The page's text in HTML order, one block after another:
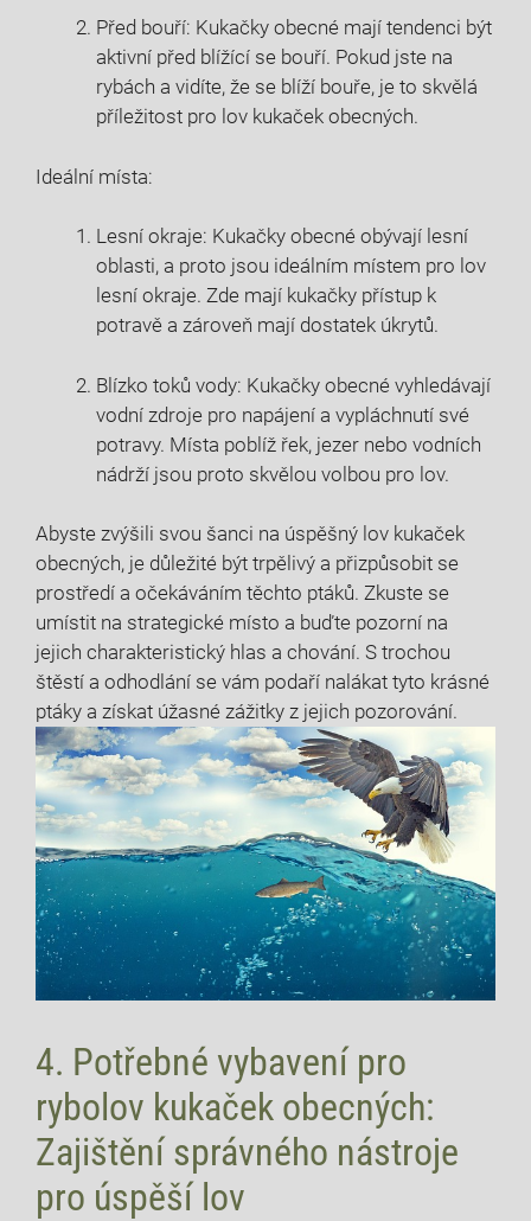
Před bouří: Kukačky obecné mají tendenci být
aktivní před blížící se ​bouří. Pokud jste na
rybách a vidíte, ‌že⁢ se blíží bouře, je to ⁢skvělá
příležitost pro lov kukaček‌ obecných.
Ideální místa:
Lesní⁤ okraje: Kukačky obecné obývají lesní
oblasti, a proto jsou ‍ideálním místem pro lov
lesní ‌okraje. Zde mají kukačky přístup k
potravě a zároveň mají dostatek úkrytů.
Blízko toků ‌vody: ‌Kukačky obecné ​vyhledávají
vodní zdroje pro napájení a vypláchnutí své
potravy. Místa poblíž řek, jezer nebo vodních
nádrží jsou proto skvělou volbou pro lov.
Abyste zvýšili svou šanci na úspěšný lov kukaček
obecných, je ​důležité být⁣ trpělivý a přizpůsobit se
prostředí a ‍očekáváním těchto ptáků. Zkuste se
umístit na strategické místo a buďte pozorní na
jejich charakteristický hlas a⁣ chování. S trochou
štěstí a odhodlání⁣ se ⁣vám podaří nalákat tyto krásné
ptáky ⁣a získat úžasné‌ zážitky z jejich pozorování.
4. Potřebné⁢ vybavení pro
rybolov kukaček obecných:
Zajištění ⁤správného nástroje
pro úspěší lov